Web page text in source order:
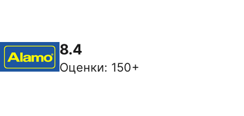
8.4
Оценки: 150+